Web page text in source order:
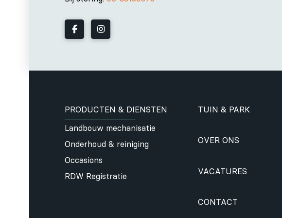
PRODUCTEN & DIENSTEN
Landbouw mechanisatie
Onderhoud & reiniging
Occasions
RDW Registratie
TUIN & PARK
OVER ONS
VACATURES
CONTACT